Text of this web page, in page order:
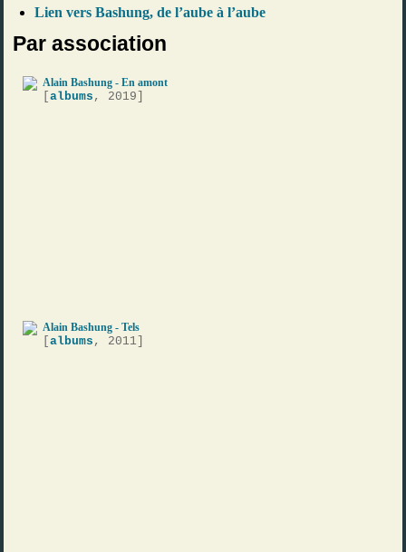
Lien vers Bashung, de l’aube à l’aube
Par association
Alain Bashung - En amont
[albums , 2019]
Alain Bashung - Tels
[albums , 2011]